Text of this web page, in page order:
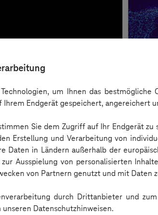
um Ihnen das
Endgerät gespeichert, angereichert
Sie dem Zugriff auf Ihr Endgerät
Erstellung und Verarbeitung von
Daten in Ländern außerhalb der
Ausspielung von personalisierten
von Partnern genutzt und mit Daten
durch Drittanbieter und
Datenschutzhinweisen.